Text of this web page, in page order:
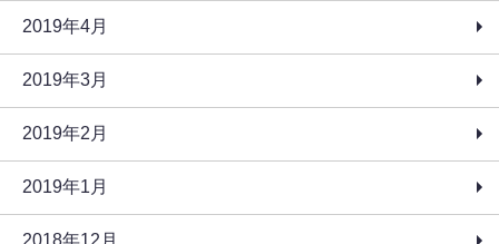
2019年4月
2019年3月
2019年2月
2019年1月
2018年12月